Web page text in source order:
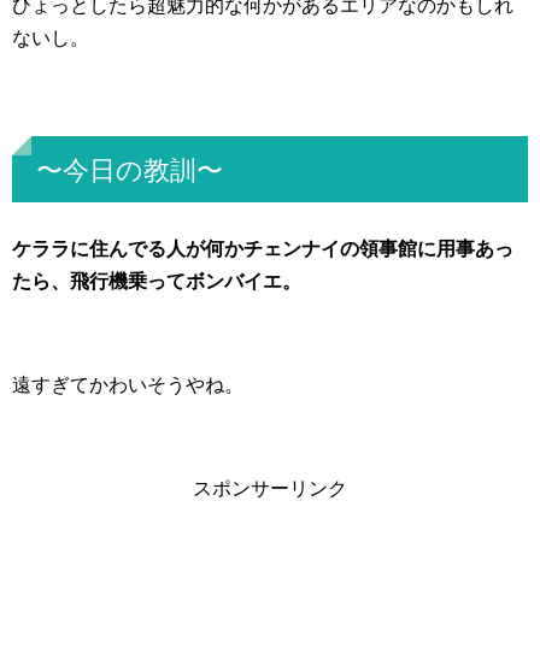
ひょっとしたら超魅力的な何かがあるエリアなのかもしれ
ないし。
〜今日の教訓〜
ケララに住んでる人が何かチェンナイの領事館に用事あっ
たら、飛行機乗ってボンバイエ。
遠すぎてかわいそうやね。
スポンサーリンク